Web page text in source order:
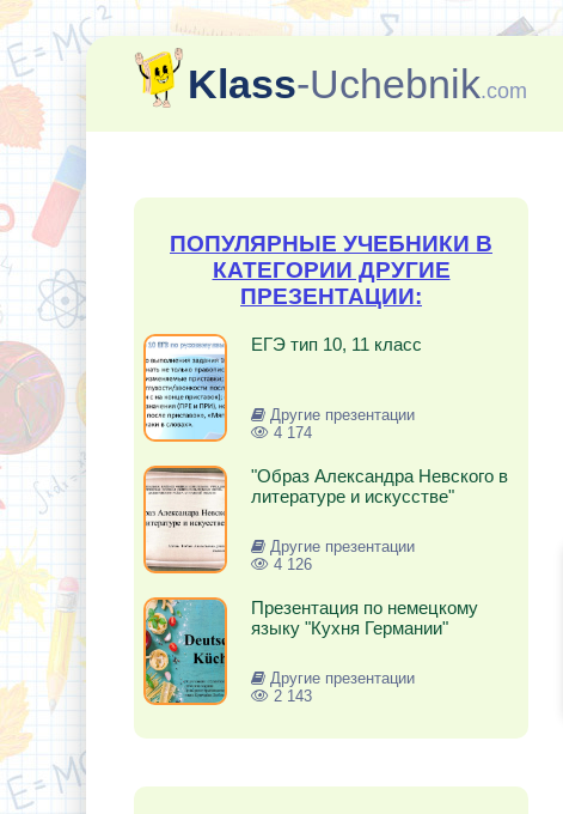
Klass-Uchebnik.com
ПОПУЛЯРНЫЕ УЧЕБНИКИ В
КАТЕГОРИИ ДРУГИЕ
ПРЕЗЕНТАЦИИ:
ЕГЭ тип 10, 11 класс
Другие презентации
4 174
"Образ Александра Невского в
литературе и искусстве"
Другие презентации
4 126
Презентация по немецкому
языку "Кухня Германии"
Другие презентации
2 143